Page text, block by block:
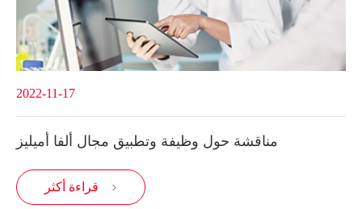
2022-11-17
مناقشة حول وظيفة وتطبيق مجال ألفا أميليز
قراءة أكثر 